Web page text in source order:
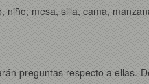
niño; mesa, silla, cama,
preguntas respecto a ellas.